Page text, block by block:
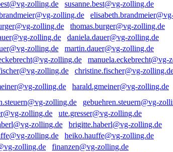
susanne.best@vg-zolling.de
thomas.burger@vg-zolling.de
daniela.dauer@vg-zolling.de
martin.dauer@vg-zolling.de
manuela.eckebrecht@vg-
christine.fischer@vg-
harald.gmeiner@vg-zolling.de
gebuehren.steuern@vg-
ute.gresser@vg-zolling.de
brigitte.haberl@vg-zolling.de
heiko.hauffe@vg-zolling.de
finanzen@vg-zolling.de